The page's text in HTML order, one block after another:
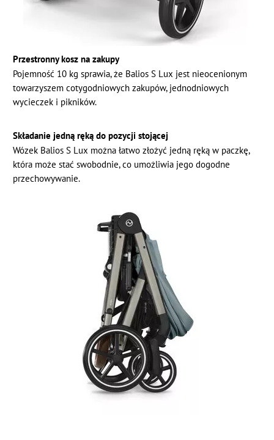
Przestronny kosz na zakupy
Pojemność 10 kg sprawia, że Balios S Lux jest nieocenionym
towarzyszem cotygodniowych zakupów, jednodniowych
wycieczek i pikników.
Składanie jedną ręką do pozycji stojącej
Wózek Balios S Lux można łatwo złożyć jedną ręką w paczkę,
która może stać swobodnie, co umożliwia jego dogodne
przechowywanie.